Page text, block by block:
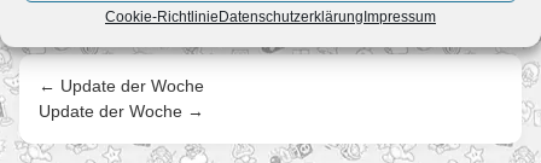
Cookie-RichtlinieDatenschutzerklärungImpressum
← Update der Woche
Update der Woche →